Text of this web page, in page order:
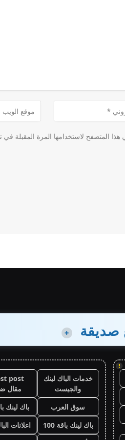
المتصفح لاستخدامها المرة المقبلة في
صديقة +
!
خدمات الباك لينك
والجيست
post
مقال
سوق العرب
باك لينك
باك لينك باقة 100
اعلانات